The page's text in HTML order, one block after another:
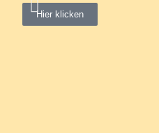
Hier klicken